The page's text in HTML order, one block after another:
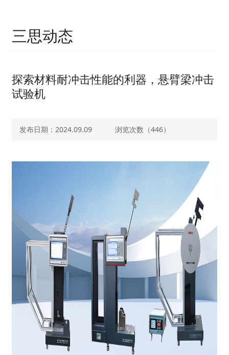
三思动态
探索材料耐冲击性能的利器，悬臂梁冲击
试验机
发布日期：2024.09.09 浏览次数（446）